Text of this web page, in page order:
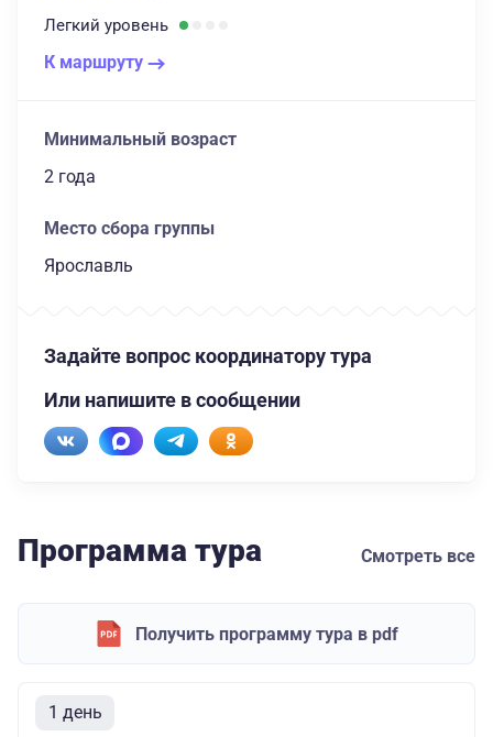
Легкий уровень
К маршруту
Минимальный возраст
2 года
Место сбора группы
Ярославль
Задайте вопрос координатору тура
Или напишите в сообщении
Программа тура Смотреть все
Получить программу тура в pdf
1 день